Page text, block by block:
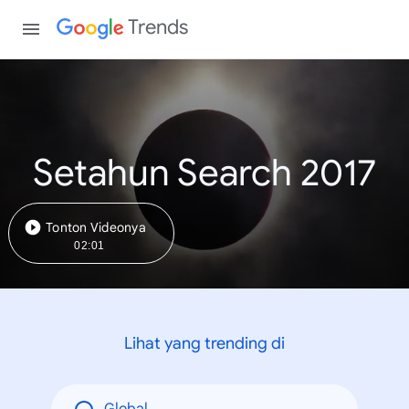
Trends
Setahun Search 2017
Tonton Videonya
02:01
Lihat yang trending di